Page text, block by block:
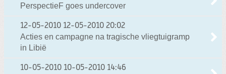
PerspectieF goes undercover
12-05-2010 12-05-2010 20:02
Acties en campagne na tragische vliegtuigramp
in Libië
10-05-2010 10-05-2010 14:46